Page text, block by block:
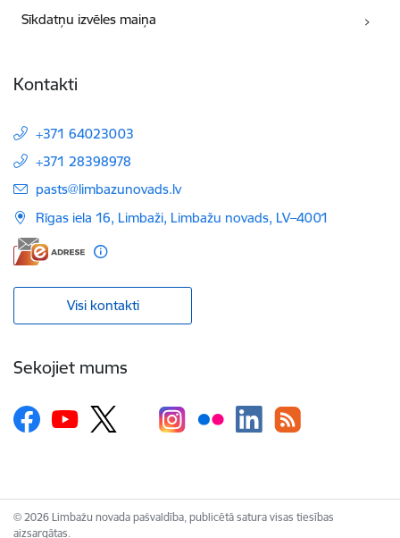
Sīkdatņu izvēles maiņa
Kontakti
+371 64023003
+371 28398978
E-pasts:
pasts@limbazunovads.lv
Rīgas iela 16, Limbaži, Limbažu novads, LV–4001
Visi kontakti
Sekojiet mums
© 2026 Limbažu novada pašvaldība, publicētā satura visas tiesības
aizsargātas.